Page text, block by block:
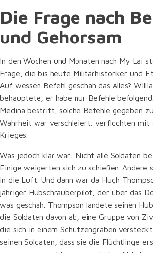
Die Frage nach
und Gehorsam
In den Wochen und Monaten nach My Lai
Frage, die bis heute Militärhistoriker und
Auf wessen Befehl geschah das Alles?
behauptete, er habe nur Befehle
Medina bestritt, solche Befehle gegeben
Wahrheit war verschleiert, verflochten mit
Krieges.
Was jedoch klar war: Nicht alle Soldaten
Einige weigerten sich zu schießen. Andere
in die Luft. Und dann war da Hugh
jähriger Hubschrauberpilot, der über das
was geschah. Thompson landete seinen
die Soldaten davon ab, eine Gruppe von
die sich in einem Schützengraben
seinen Soldaten, dass sie die Flüchtlinge